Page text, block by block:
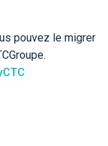
pouvez le migrer